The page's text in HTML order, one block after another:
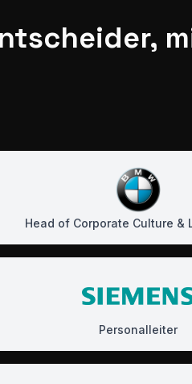
Head of Corporate Culture &
Personalleiter